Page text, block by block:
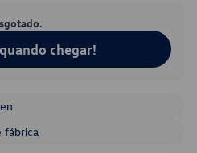
chegar!
fábrica